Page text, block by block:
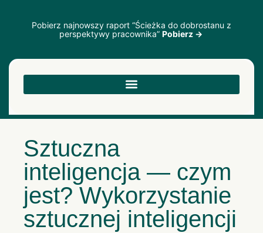
Pobierz najnowszy raport “Ścieżka do dobrostanu z
perspektywy pracownika” Pobierz →
Sztuczna
inteligencja — czym
jest? Wykorzystanie
sztucznej inteligencji